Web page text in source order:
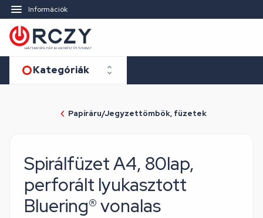
Információk
Kategóriák
Papíráru/Jegyzettömbök, füzetek
Spirálfüzet A4, 80lap,
perforált lyukasztott
Bluering® vonalas